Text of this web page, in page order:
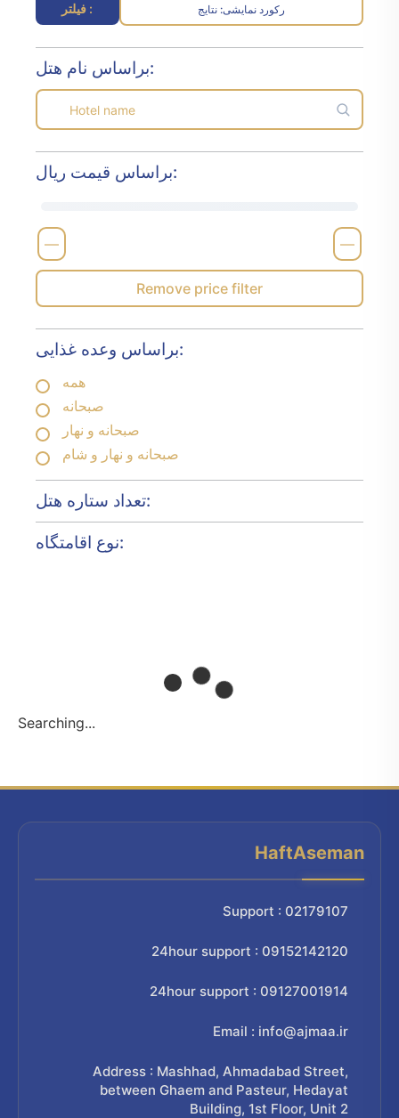
فیلتر : نتایج :رکورد نمایشی
براساس نام هتل:
براساس قیمت ریال:
—
—
Remove price filter
براساس وعده غذایی:
همه
صبحانه
صبحانه و نهار
صبحانه و نهار و شام
تعداد ستاره هتل:
نوع اقامتگاه:
Searching...
HaftAseman
Support : 02179107
24hour support : 09152142120
24hour support : 09127001914
Email : info@ajmaa.ir
Address : Mashhad, Ahmadabad Street,
between Ghaem and Pasteur, Hedayat
Building, 1st Floor, Unit 2